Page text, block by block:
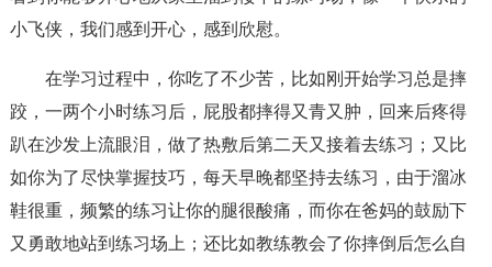
小飞侠，我们感到开心，感到欣慰。
在学习过程中，你吃了不少苦，比如刚开始学习总是摔
跤，一两个小时练习后，屁股都摔得又青又肿，回来后疼得
趴在沙发上流眼泪，做了热敷后第二天又接着去练习；又比
如你为了尽快掌握技巧，每天早晚都坚持去练习，由于溜冰
鞋很重，频繁的练习让你的腿很酸痛，而你在爸妈的鼓励下
又勇敢地站到练习场上；还比如教练教会了你摔倒后怎么自